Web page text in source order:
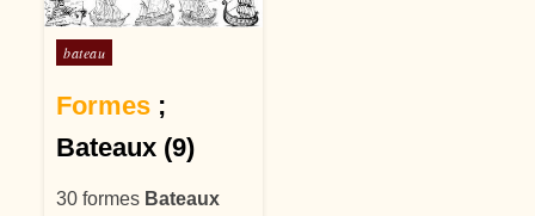
Posté dans
bateau
Formes ;
Bateaux (9)
30 formes Bateaux